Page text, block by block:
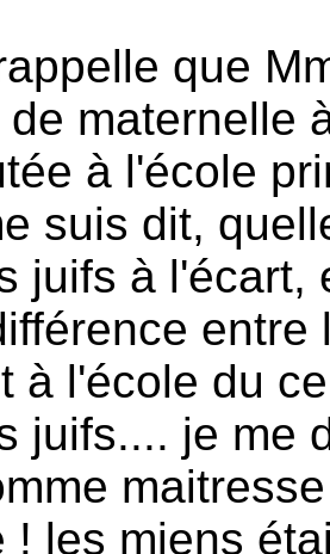
que
maternelle
à l'école
suis dit,
juifs à l'écart,
à l'école du
juifs.... je me
! les miens